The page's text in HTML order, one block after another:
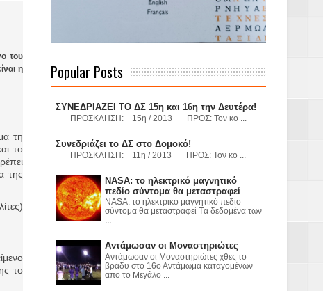
Γερμανούς
Α.Ε. με σκοπό
και
του
η
τη
το
της
το
Popular Posts
ΣΥΝΕΔΡΙΑΖΕΙ ΤΟ ΔΣ 15η και 16η την Δευτέρα!
ΠΡΟΣΚΛΗΣΗ: 15η / 2013 ΠΡΟΣ: Τον κο ...
Συνεδριάζει το ΔΣ στο Δομοκό!
ΠΡΟΣΚΛΗΣΗ: 11η / 2013 ΠΡΟΣ: Τον κο ...
NASA: το ηλεκτρικό μαγνητικό
πεδίο σύντομα θα μεταστραφεί
NASA: το ηλεκτρικό μαγνητικό πεδίο
σύντομα θα μεταστραφεί Tα δεδομένα των
Αντάμωσαν οι Μοναστηριώτες
Αντάμωσαν οι Μοναστηριώτες χθες το
βράδυ στο 16ο Αντάμωμα καταγομένων
απο το Μεγάλο ...